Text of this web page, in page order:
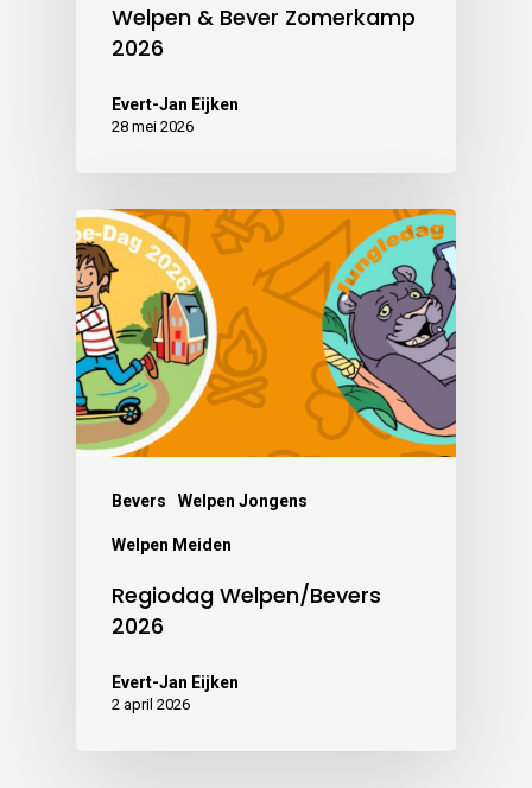
Welpen & Bever Zomerkamp
2026
Evert-Jan Eijken
28 mei 2026
Bevers Welpen Jongens
Welpen Meiden
Regiodag Welpen/Bevers
2026
Evert-Jan Eijken
2 april 2026